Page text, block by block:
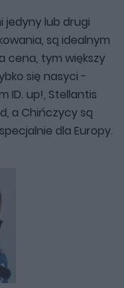
jedyny lub drugi
są idealnym
cena, tym większy
się nasyci -
ID. up!, Stellantis
a Chińczycy są
dla Europy.